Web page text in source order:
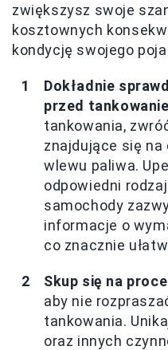
zwiększysz swoje
kosztownych
kondycję swojego
Dokładnie
przed
tankowania,
znajdujące się
wlewu paliwa.
odpowiedni
samochody
informacje o
co znacznie
Skup się na
aby nie
tankowania.
oraz innych